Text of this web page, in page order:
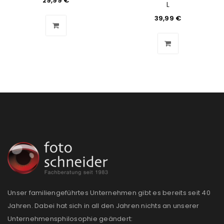
PASSWORT VERGESSEN?
REGISTRIEREN
E-Mail-Adresse*
L
39,99 €
Unser familiengeführtes Unternehmen gibt es bereits seit 40
Jahren. Dabei hat sich in all den Jahren nichts an unserer
Unternehmensphilosophie geändert: